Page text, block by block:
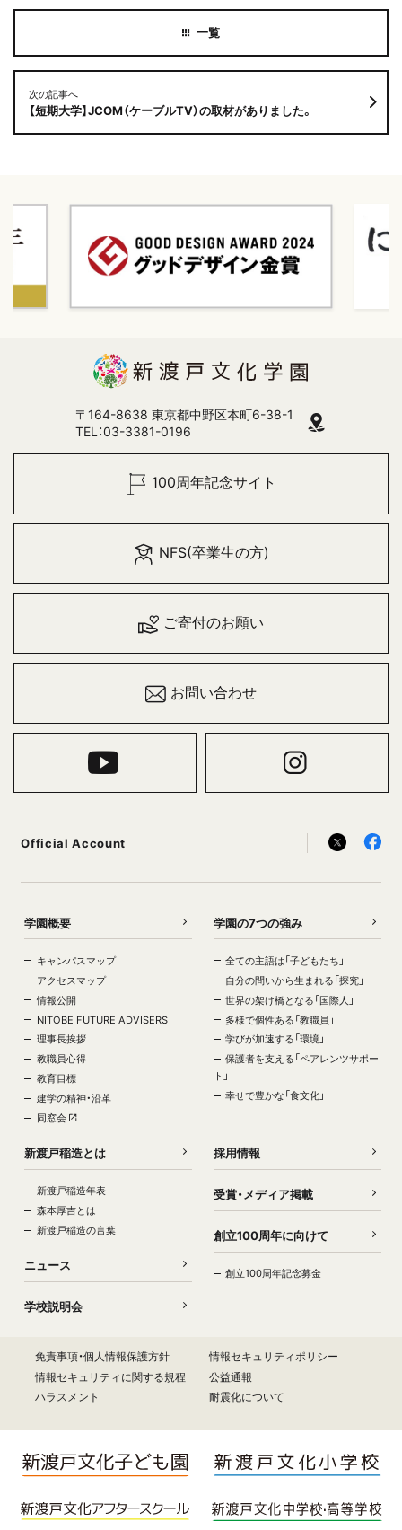
次の記事へ
【短期大学】JCOM（ケーブルTV）の取材がありました。
〒164-8638 東京都中野区本町6-38-1
TEL：03-3381-0196
100周年記念サイト
NFS(卒業生の方)
ご寄付のお願い
お問い合わせ
Official Account
学園概要
キャンパスマップ
アクセスマップ
情報公開
NITOBE FUTURE ADVISERS
理事長挨拶
教職員心得
教育目標
建学の精神・沿革
同窓会
学園の7つの強み
全ての主語は「子どもたち」
自分の問いから生まれる「探究」
世界の架け橋となる「国際人」
多様で個性ある「教職員」
学びが加速する「環境」
保護者を支える「ペアレンツサポー
ト」
幸せで豊かな「食文化」
新渡戸稲造とは
新渡戸稲造年表
森本厚吉とは
新渡戸稲造の言葉
ニュース
学校説明会
採用情報
受賞・メディア掲載
創立100周年に向けて
創立100周年記念募金
免責事項・個人情報保護方針
情報セキュリティポリシー
情報セキュリティに関する規程
公益通報
ハラスメント
耐震化について